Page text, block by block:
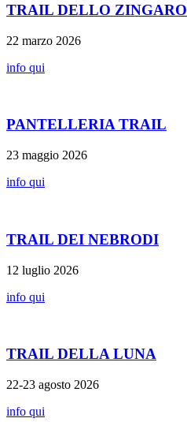
TRAIL DELLO ZINGARO
22 marzo 2026
info qui
PANTELLERIA TRAIL
23 maggio 2026
info qui
TRAIL DEI NEBRODI
12 luglio 2026
info qui
TRAIL DELLA LUNA
22-23 agosto 2026
info qui